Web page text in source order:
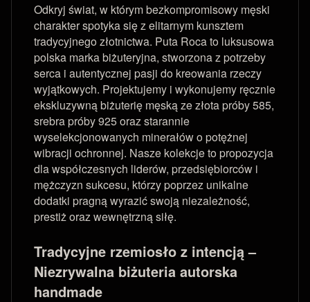
Odkryj świat, w którym bezkompromisowy męski
charakter spotyka się z elitarnym kunsztem
tradycyjnego złotnictwa. Puta Roca to luksusowa
polska marka biżuteryjna, stworzona z potrzeby
serca i autentycznej pasji do kreowania rzeczy
wyjątkowych. Projektujemy i wykonujemy ręcznie
ekskluzywną biżuterię męską ze złota próby 585,
srebra próby 925 oraz starannie
wyselekcjonowanych minerałów o potężnej
wibracji ochronnej. Nasze kolekcje to propozycja
dla współczesnych liderów, przedsiębiorców i
mężczyzn sukcesu, którzy poprzez unikalne
dodatki pragną wyrazić swoją niezależność,
prestiż oraz wewnętrzną siłę.
Tradycyjne rzemiosło z intencją –
Niezrywalna biżuteria autorska
handmade